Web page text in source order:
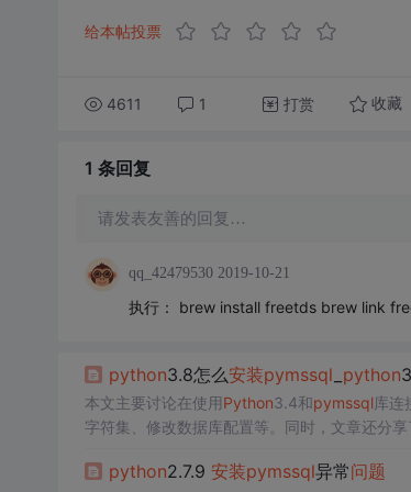
给本帖投票
4611 1 打赏 收藏
1 条回复
请发表友善的回复…
qq_42479530 2019-10-21
执行： brew install freetds brew link
python3.8怎么安装pymssql python
本文主要讨论在使用Python3.4和pymssql库连
字符集、修改数据库配置等。同时，文章还分
python2.7.9 安装pymssql异常问题